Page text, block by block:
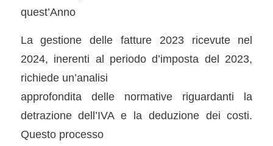
quest’Anno
La gestione delle fatture 2023 ricevute nel
2024, inerenti al periodo d’imposta del 2023,
richiede un’analisi
approfondita delle normative riguardanti la
detrazione dell’IVA e la deduzione dei costi.
Questo processo